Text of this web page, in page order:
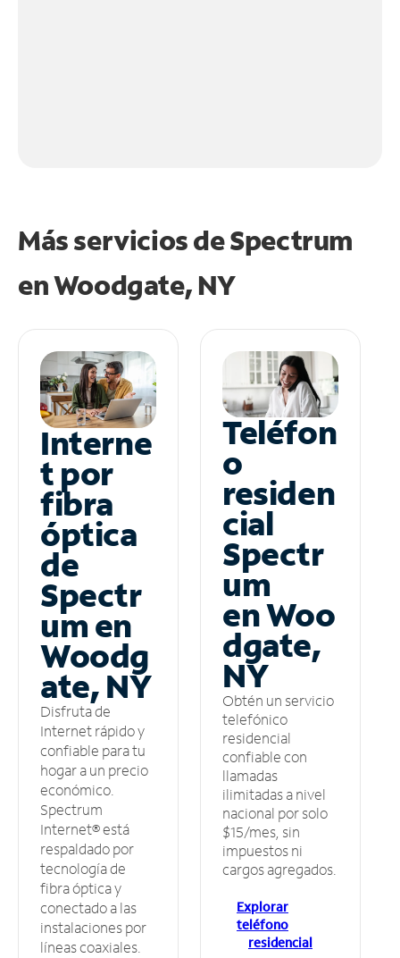
Más servicios de Spectrum
enWoodgate, NY
Interne
t por
fibra
óptica
de
Spectr
um en
Woodg
ate, NY
Disfruta de
Internet rápido y
confiable para tu
hogar a un precio
económico.
Spectrum
Internet® está
respaldado por
tecnología de
fibra óptica y
conectado a las
instalaciones por
líneas coaxiales.
Teléfon
o
residen
cial
Spectr
um
en Woo
dgate,
NY
Obtén un servicio
telefónico
residencial
confiable con
llamadas
ilimitadas a nivel
nacional por solo
$15/mes, sin
impuestos ni
cargos agregados.
Explorar
teléfono
residencial